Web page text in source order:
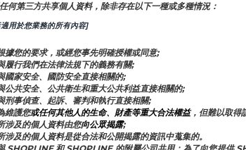
何第三方共享個人資料，除非存在以下一種或多種情況：
用於您業務的所有內容]
據您的要求，或經您事先明確授權或同意;
履行我們在法律法規下的義務有關;
國家安全、國防安全直接相關的;
公共安全、公共衛生和重大公共利益直接相關的;
刑事偵查、起訴、審判和執行直接相關;
維護您或任何其他人的生命、財產等重大合法權益，但難以取得
涉及的個人資料由您向公眾揭露;
涉及的個人資料是從合法和公開揭露的資訊中蒐集的。